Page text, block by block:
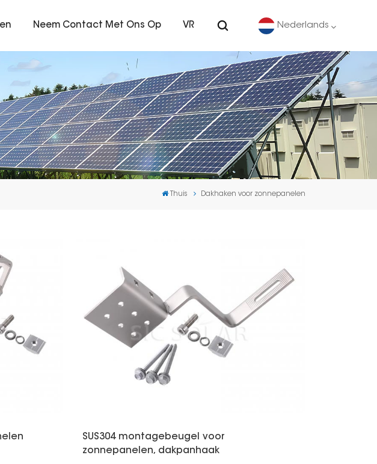
Neem Contact Met Ons Op VR Nederlands
English
Deutsch
español
português
Thuis Dakhaken voor zonnepanelen
SUS304 montagebeugel voor
zonnepanelen, dakpanhaak